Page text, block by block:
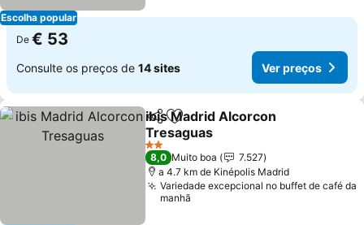
Escolha popular
De € 53
Consulte os preços de 14 sites Ver preços
PartilharAdicionar aos favoritos
ibis Madrid Alcorcon
Tresaguas
2 Estrelas
8,0 Muito boa
7.527
a 4.7 km de Kinépolis Madrid
Variedade excepcional no buffet de café da
manhã